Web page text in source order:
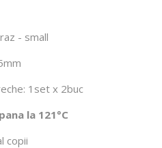
- small
1set x 2buc
la 121°C
copii